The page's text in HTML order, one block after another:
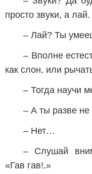
просто звуки, а лай.
– Лай? Ты
– Вполне
как слон, или
– Тогда научи
– А ты разве
– Нет…
– Слушай
«Гав гав!.»